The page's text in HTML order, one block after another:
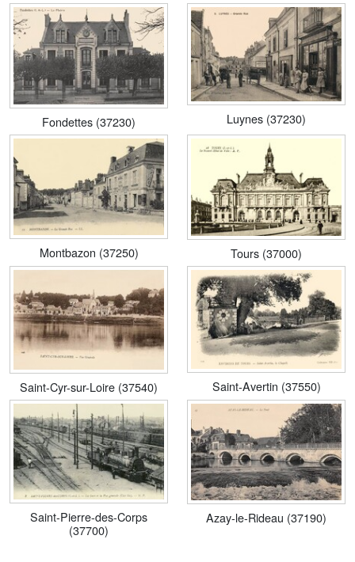
Fondettes (37230) Luynes (37230)
Montbazon (37250) Tours (37000)
Saint-Cyr-sur-Loire (37540) Saint-Avertin (37550)
Saint-Pierre-des-Corps
(37700)
Azay-le-Rideau (37190)